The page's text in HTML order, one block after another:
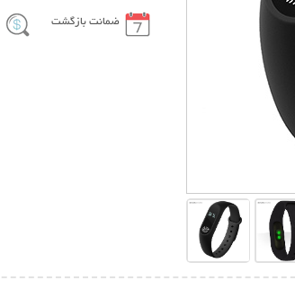
ضمانت بازگشت